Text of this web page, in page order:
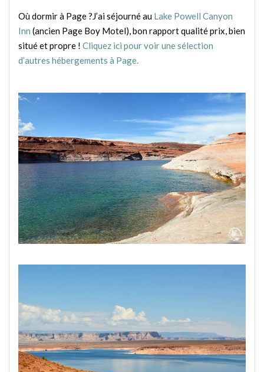
Où dormir à Page ?J’ai séjourné au Lake Powell Canyon
Inn (ancien Page Boy Motel), bon rapport qualité prix, bien
situé et propre ! Cliquez ici pour voir une sélection
d’autres hébergements à Page.